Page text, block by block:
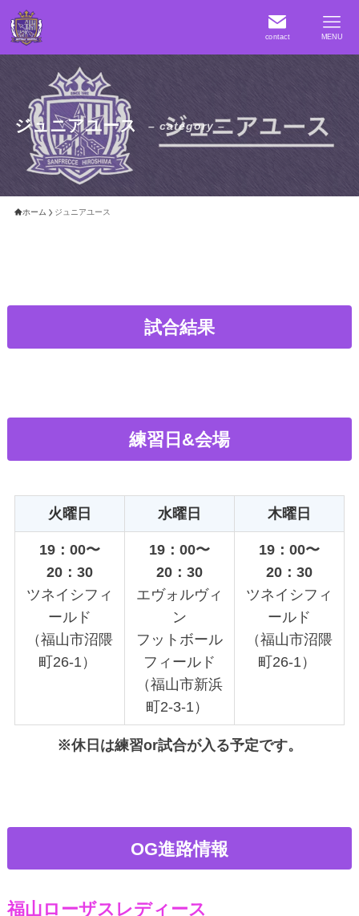
contact MENU
ジュニアユース – category –
ホーム ジュニアユース
試合結果
練習日&会場
火曜日 水曜日 木曜日
19：00〜
20：30
ツネイシフィ
ールド
（福山市沼隈
町26-1）
19：00〜
20：30
エヴォルヴィ
ン
フットボール
フィールド
（福山市新浜
町2-3-1）
19：00〜
20：30
ツネイシフィ
ールド
（福山市沼隈
町26-1）
※休日は練習or試合が入る予定です。
OG進路情報
福山ローザスレディース